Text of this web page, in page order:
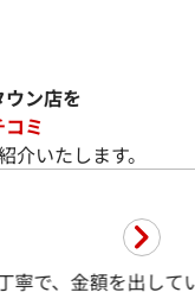
ン店を
ミ
いたします。
て頂き希望の金額を